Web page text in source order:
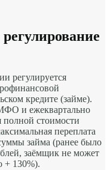
регулируется
кредите (займе).
и ежеквартально
полной стоимости
переплата
займа (ранее было
заёмщик не может
+ 130%).